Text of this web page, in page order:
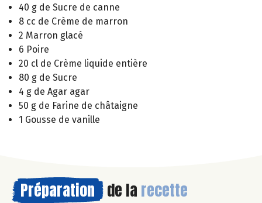
40 g de Sucre de canne
8 cc de Crème de marron
2 Marron glacé
6 Poire
20 cl de Crème liquide entière
80 g de Sucre
4 g de Agar agar
50 g de Farine de châtaigne
1 Gousse de vanille
Préparation de la recette